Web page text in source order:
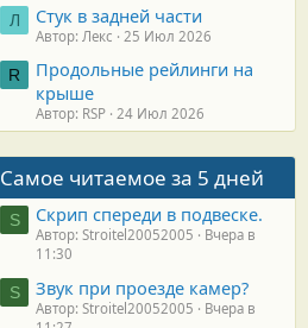
Л Стук в задней части
Автор: Лекс 25 Июл 2026
R
Продольные рейлинги на
крыше
Автор: RSP 24 Июл 2026
Самое читаемое за 5 дней
S Скрип спереди в подвеске.
Автор: Stroitel20052005
Вчера в
11:30
S Звук при проезде камер?
Автор: Stroitel20052005
Вчера в